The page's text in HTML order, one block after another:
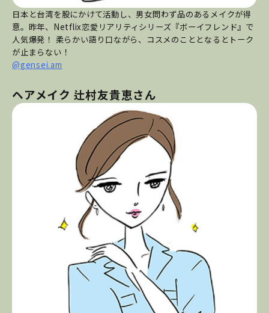
日本と台湾を股にかけて活動し、男女問わず品のあるメイクが得
意。昨年、Netflix恋愛リアリティシリーズ『ボーイフレンド』で
人気爆発！ 柔らかい語り口ながら、コスメのこととなるとトーク
が止まらない！
@gensei.am
ヘアメイク 辻村友貴恵さん